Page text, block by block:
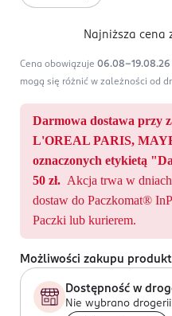
Najniższa cena
Cena obowiązuje 06.08-19.08.26
mogą się różnić w zależności od
Darmowa dostawa przy
L'OREAL PARIS,
oznaczonych etykietą
50 zł. Akcja trwa w
dostaw do Paczkomat®
Paczki lub kurierem.
Możliwości zakupu
Dostępność w
Nie wybrano drogerii